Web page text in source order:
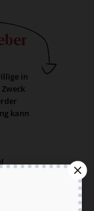
in
kann
in